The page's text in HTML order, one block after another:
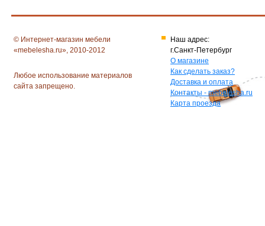
© Интернет-магазин мебели
«mebelesha.ru», 2010-2012
Любое использование материалов
сайта запрещено.
Наш адрес:
г.Санкт-Петербург
О магазине
Как сделать заказ?
Доставка и оплата
Контакты - mebelesha.ru
Карта проезда